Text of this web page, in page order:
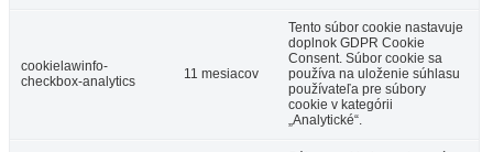
cookielawinfo-
checkbox-analytics
11 mesiacov
Tento súbor cookie nastavuje
doplnok GDPR Cookie
Consent. Súbor cookie sa
používa na uloženie súhlasu
používateľa pre súbory
cookie v kategórii
„Analytické“.